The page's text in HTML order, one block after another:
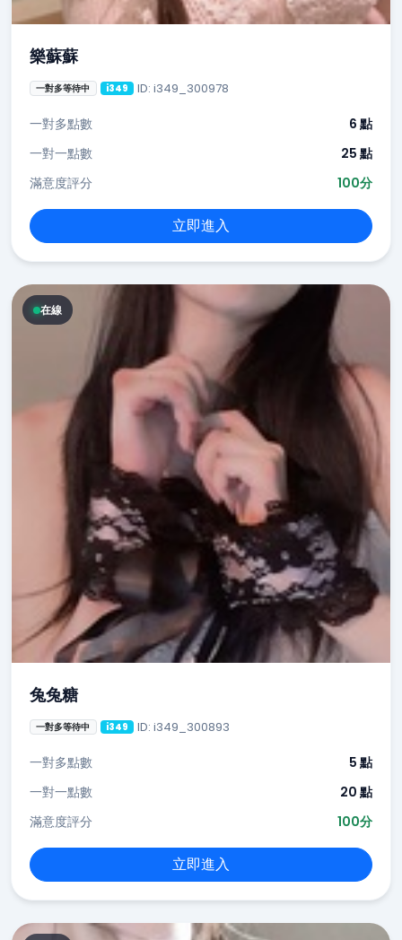
樂蘇蘇
一對多等待中 i349 ID: i349_300978
一對多點數
6 點
一對一點數
25 點
滿意度評分
100分
立即進入
在線
兔兔糖
一對多等待中 i349 ID: i349_300893
一對多點數
5 點
一對一點數
20 點
滿意度評分
100分
立即進入